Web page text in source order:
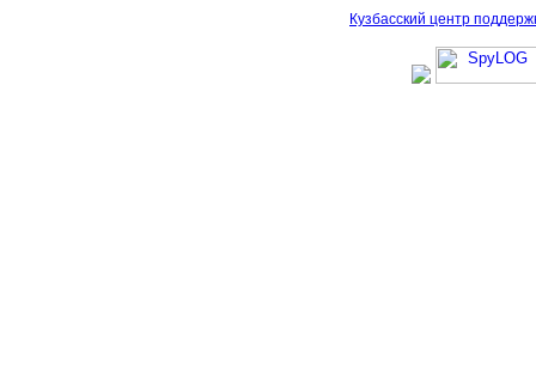
Кузбасский центр